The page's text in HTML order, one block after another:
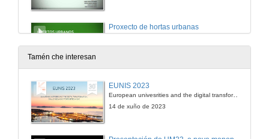
Proxecto de hortas urbanas
29 de abr. de 2019
Tamén che interesan
EUNIS 2023
European univesrities and the digital transformation: challenges and opportunities ahead
14 de xuño de 2023